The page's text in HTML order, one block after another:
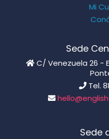
Mi
Sede
C/ Venezuela 26 -
Tel.
Sede